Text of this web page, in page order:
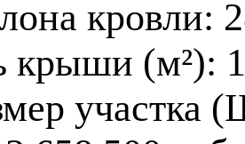
кровли:
крыши (м²):
участка